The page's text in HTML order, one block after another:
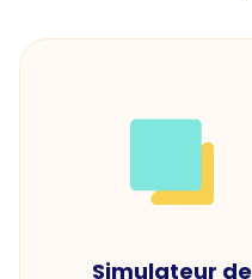
Simulateur de